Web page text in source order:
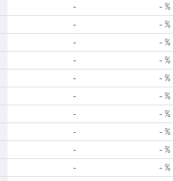
- - %
- - %
- - %
- - %
- - %
- - %
- - %
- - %
- - %
- - %